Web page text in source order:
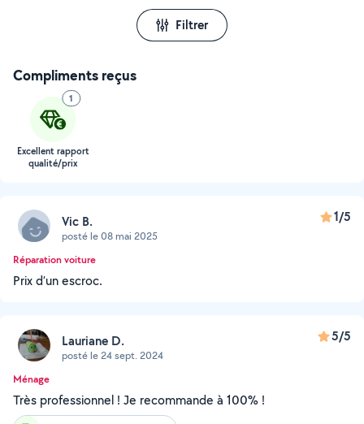
Filtrer
Compliments reçus
1
Excellent rapport
qualité/prix
Vic B.
posté le 08 mai 2025
1/5
Réparation voiture
Prix d’un escroc.
Lauriane D.
posté le 24 sept. 2024
5/5
Ménage
Très professionnel ! Je recommande à 100% !